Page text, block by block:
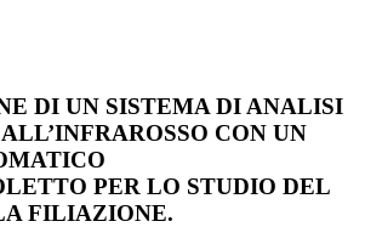
DI UN SISTEMA DI ANALISI
CON UN
PER LO STUDIO DEL
FILIAZIONE.